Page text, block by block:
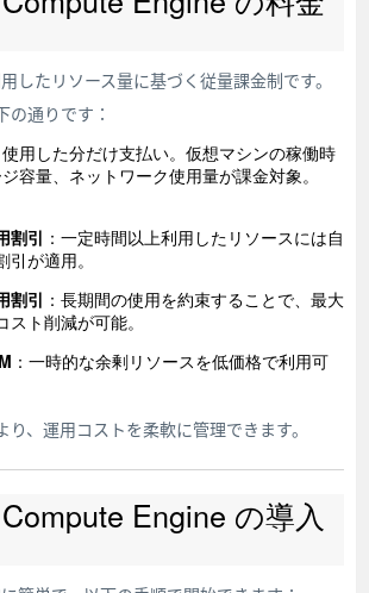
したリソース量に基づく従量課金制です。
の通りです：
使用した分だけ支払い。仮想マシンの稼働時
容量、ネットワーク使用量が課金対象。
割引 ：一定時間以上利用したリソースには自
引が適用。
割引 ：長期間の使用を約束することで、最大
スト削減が可能。
：一時的な余剰リソースを低価格で利用可
、運用コストを柔軟に管理できます。
Engine の導入